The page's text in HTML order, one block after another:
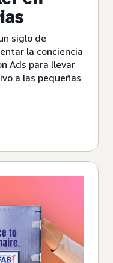
siglo de
la conciencia
Ads para llevar
a las pequeñas